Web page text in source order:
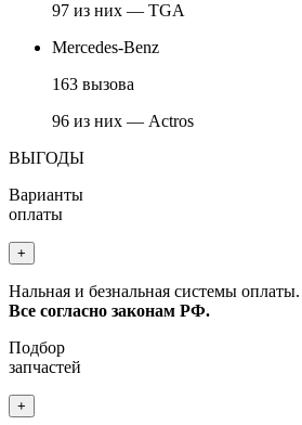
97 из них — TGA
Mercedes-Benz
163 вызова
96 из них — Actros
ВЫГОДЫ
Варианты
оплаты
+
Нальная и безнальная системы
Все согласно законам РФ.
Подбор
запчастей
+